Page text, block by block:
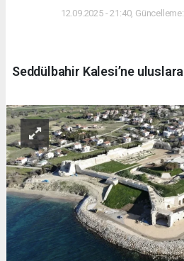
12.09.2025 - 21:40,
Seddülbahir Kalesi’ne